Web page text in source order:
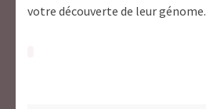
votre découverte de leur génome.